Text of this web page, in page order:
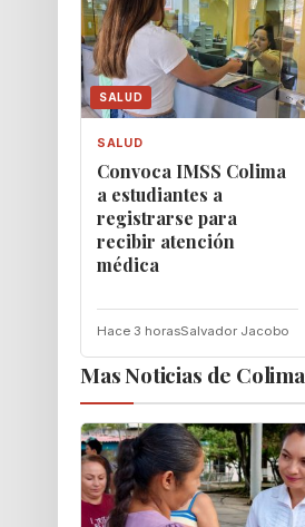
SALUD
SALUD
Convoca IMSS Colima
a estudiantes a
registrarse para
recibir atención
médica
Hace 3 horasSalvador Jacobo
Mas Noticias de Colima